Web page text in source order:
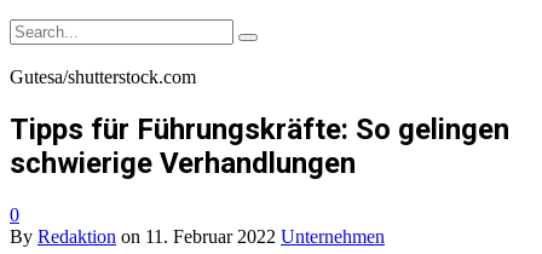
Gutesa/shutterstock.com
Tipps für Führungskräfte: So gelingen
schwierige Verhandlungen
0
By Redaktion on 11. Februar 2022 Unternehmen